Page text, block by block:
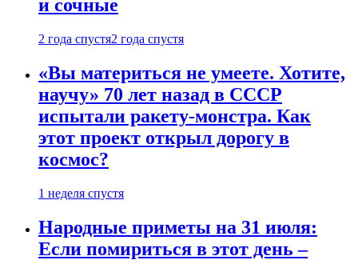
и сочные
2 года спустя2 года спустя
«Вы материться не умеете. Хотите,
научу» 70 лет назад в СССР
испытали ракету-монстра. Как
этот проект открыл дорогу в
космос?
1 неделя спустя
Народные приметы на 31 июля:
Если помириться в этот день –